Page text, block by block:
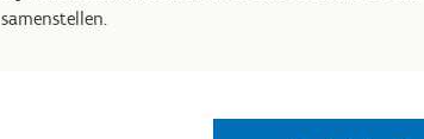
samenstellen.